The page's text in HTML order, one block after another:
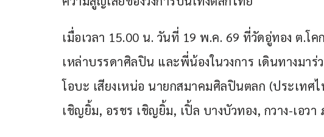
เมื่อเวลา 15.00 น. วันที่ 19 พ.ค. 69 ที่วัดอู่ทอง ต.โ
เหล่าบรรดาศิลปิน และพี่น้องในวงการ เดินทางมา
โอบะ เสียงเหน่อ นายกสมาคมศิลปินตลก (ประเทศ
เชิญยิ้ม, อรชร เชิญยิ้ม, เปิ้ล บางบัวทอง, กวาง-เอ